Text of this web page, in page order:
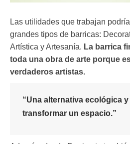
Las utilidades que trabajan
grandes tipos de barricas:
Artística y Artesanía. La barrica
toda una obra de arte porque
verdaderos artistas.
“Una alternativa ecológica
transformar un espacio.”